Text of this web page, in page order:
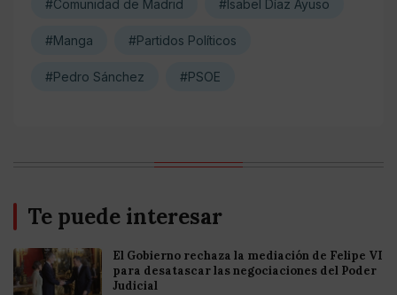
#Comunidad de Madrid #Isabel Díaz Ayuso
#Manga #Partidos Políticos
#Pedro Sánchez #PSOE
Te puede interesar
El Gobierno rechaza la mediación de Felipe VI
para desatascar las negociaciones del Poder
Judicial